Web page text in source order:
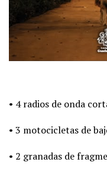
• 4 radios de onda
• 3 motocicletas de
• 2 granadas de